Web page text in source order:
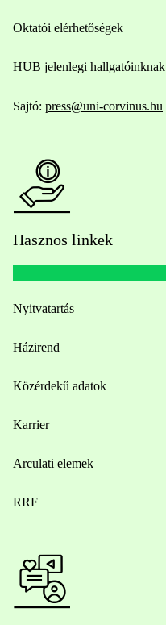
Oktatói elérhetőségek
HUB jelenlegi hallgatóinknak
Sajtó: press@uni-corvinus.hu
Hasznos linkek
Nyitvatartás
Házirend
Közérdekű adatok
Karrier
Arculati elemek
RRF